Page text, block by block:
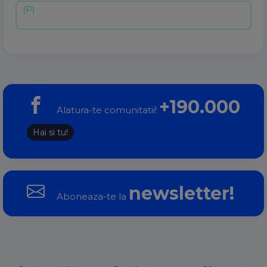
Alatura-te comunitatii! +190.000
Hai si tu!
Aboneaza-te la newsletter!